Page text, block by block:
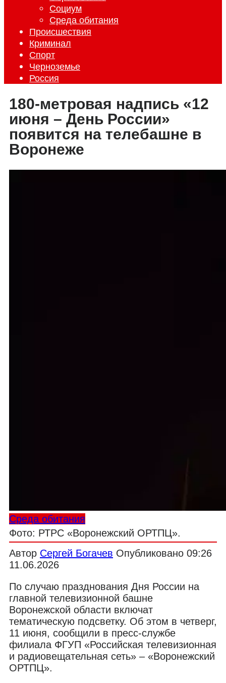
Социум
Среда обитания
Происшествия
Криминал
Спорт
Черноземье
Россия
180-метровая надпись «12
июня – День России»
появится на телебашне в
Воронеже
Среда обитания
Фото: РТРС «Воронежский ОРТПЦ».
Автор Сергей Богачев Опубликовано 09:26
11.06.2026
По случаю празднования Дня России на
главной телевизионной башне
Воронежской области включат
тематическую подсветку. Об этом в четверг,
11 июня, сообщили в пресс-службе
филиала ФГУП «Российская телевизионная
и радиовещательная сеть» – «Воронежский
ОРТПЦ».